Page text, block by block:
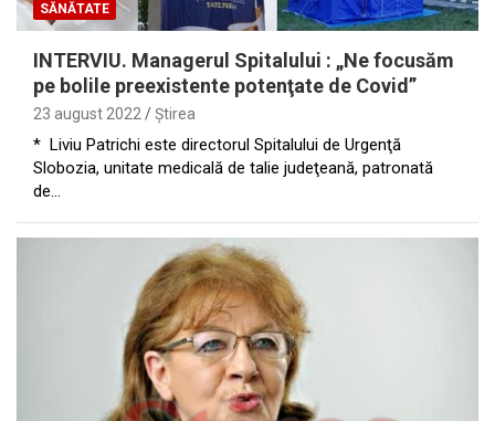
SĂNĂTATE
INTERVIU. Managerul Spitalului : „Ne focusăm
pe bolile preexistente potenţate de Covid”
23 august 2022 Ştirea
* Liviu Patrichi este directorul Spitalului de Urgenţă
Slobozia, unitate medicală de talie judeţeană, patronată
de…